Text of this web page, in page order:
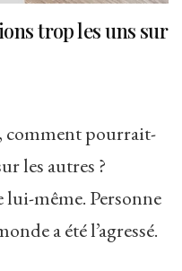
trop les uns sur
comment pourrait-
les autres ?
même. Personne
a été l’agressé.